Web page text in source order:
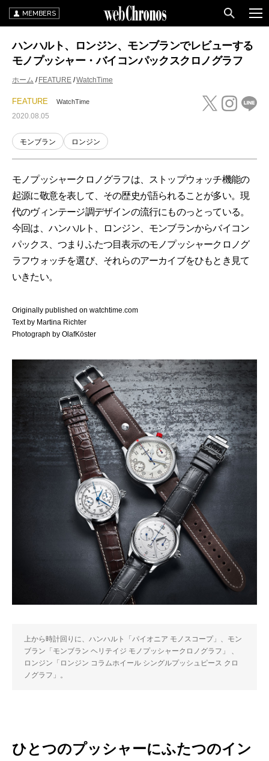
MEMBERS
ハンハルト、ロンジン、モンブランでレビューする
モノプッシャー・バイコンパックスクロノグラフ
ホーム FEATURE WatchTime
FEATURE WatchTime
2020.08.05
モンブラン ロンジン
モノプッシャークロノグラフは、ストップウォッチ機能の
起源に敬意を表して、その歴史が語られることが多い。現
代のヴィンテージ調デザインの流行にものっとっている。
今回は、ハンハルト、ロンジン、モンブランからバイコン
パックス、つまりふたつ目表示のモノプッシャークロノグ
ラフウォッチを選び、それらのアーカイブをひもとき見て
いきたい。
Originally published on watchtime.com
Text by Martina Richter
Photograph by OlafKöster
上から時計回りに、ハンハルト「パイオニア モノスコープ」、モン
ブラン「モンブラン ヘリテイジ モノプッシャークロノグラフ」 、
ロンジン「ロンジン コラムホイール シングルプッシュピース クロ
ノグラフ」。
ひとつのプッシャーにふたつのイン